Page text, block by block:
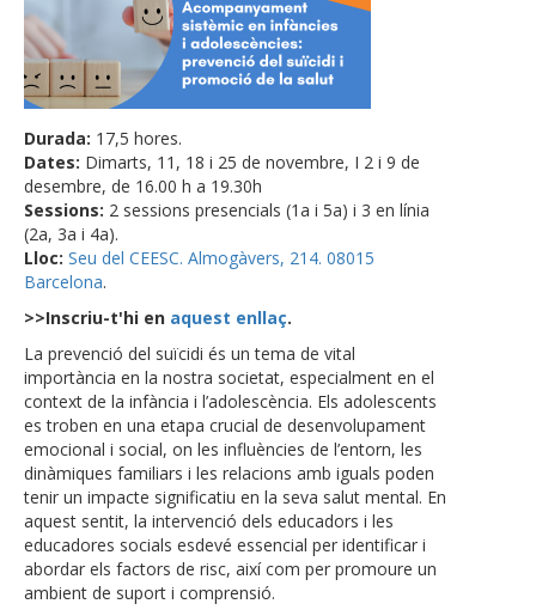
Durada: 17,5 hores.
Dates: Dimarts, 11, 18 i 25 de novembre, I 2 i 9 de
desembre, de 16.00 h a 19.30h
Sessions: 2 sessions presencials (1a i 5a) i 3 en línia
(2a, 3a i 4a).
Lloc: Seu del CEESC. Almogàvers, 214. 08015
Barcelona.
>>Inscriu-t'hi en aquest enllaç.
La prevenció del suïcidi és un tema de vital
importància en la nostra societat, especialment en el
context de la infància i l’adolescència. Els adolescents
es troben en una etapa crucial de desenvolupament
emocional i social, on les influències de l’entorn, les
dinàmiques familiars i les relacions amb iguals poden
tenir un impacte significatiu en la seva salut mental. En
aquest sentit, la intervenció dels educadors i les
educadores socials esdevé essencial per identificar i
abordar els factors de risc, així com per promoure un
ambient de suport i comprensió.